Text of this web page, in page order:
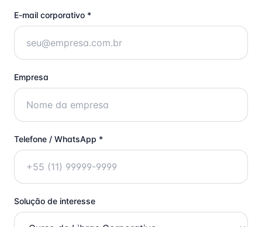
E-mail corporativo *
Empresa
Telefone / WhatsApp *
Solução de interesse